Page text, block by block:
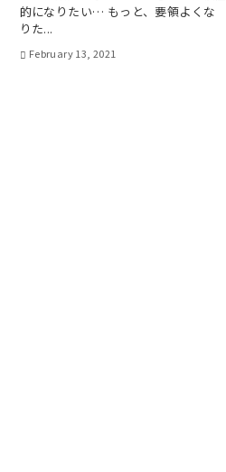
的になりたい… もっと、要領よくな
りた...
February 13, 2021